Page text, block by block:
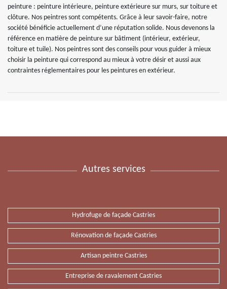
peinture : peinture intérieure, peinture extérieure sur murs, sur toiture et
clôture. Nos peintres sont compétents. Grâce à leur savoir-faire, notre
société bénéficie actuellement d’une réputation solide. Nous devenons la
référence en matière de peinture sur bâtiment (intérieur, extérieur,
toiture et tuile). Nos peintres sont des conseils pour vous guider à mieux
choisir la peinture qui correspond au mieux à votre désir et aussi aux
contraintes réglementaires pour les peintures en extérieur.
Autres services
Hydrofuge de façade Castries
Rénovation de façade Castries
Artisan peintre Castries
Entreprise de ravalement Castries